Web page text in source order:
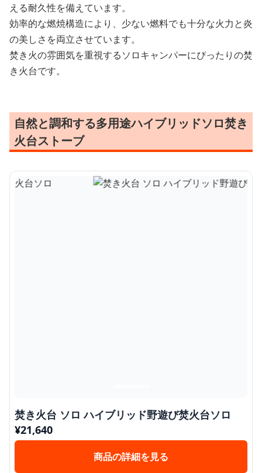
える耐久性を備えています。
効率的な燃焼構造により、少ない燃料でも十分な火力と炎
の美しさを両立させています。
焚き火の雰囲気を重視するソロキャンパーにぴったりの焚
き火台です。
自然と調和する多用途ハイブリッドソロ焚き
火台ストーブ
焚き火台 ソロ ハイブリッド野遊び焚火台ソロ
¥21,640
商品の詳細を見る